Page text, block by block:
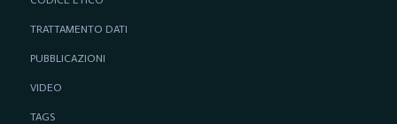
TRATTAMENTO DATI
PUBBLICAZIONI
VIDEO
TAGS